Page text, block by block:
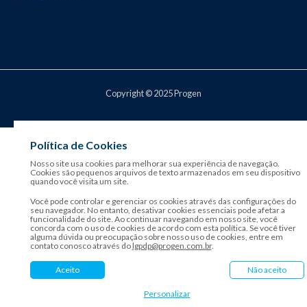
Copyright © 2025 Progen
Política de Cookies
Nosso site usa cookies para melhorar sua experiência de navegação.
Cookies são pequenos arquivos de texto armazenados em seu dispositivo
quando você visita um site.
Você pode controlar e gerenciar os cookies através das configurações do
seu navegador. No entanto, desativar cookies essenciais pode afetar a
funcionalidade do site. Ao continuar navegando em nosso site, você
concorda com o uso de cookies de acordo com esta política. Se você tiver
alguma dúvida ou preocupação sobre nosso uso de cookies, entre em
contato conosco através do lgpdp@progen.com.br.
Aceito Não aceito
Personalizar